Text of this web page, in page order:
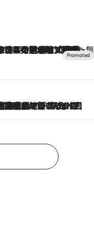
リゾート】唯一無二。癒しと発見が待つ場所へ
ヒノキの香りに包まれて涼感マックス！約13℃の湧水かけ流しを避暑地「星野温泉 トンボの湯」で体験
の勝手に再ブーム
“タオル回し”に、ラッパー顔負けの高速歌唱まで…さだまさし（74）のアグレッシブすぎる現在地